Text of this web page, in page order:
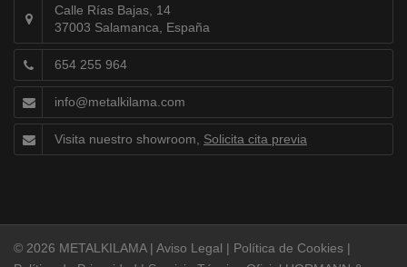
Calle Rías Bajas, 14
37003 Salamanca, España
654 255 964
info@metalkilama.com
Visita nuestro showroom, Solicita cita previa
© 2026 METALKILAMA | Aviso Legal | Política de Cookies |